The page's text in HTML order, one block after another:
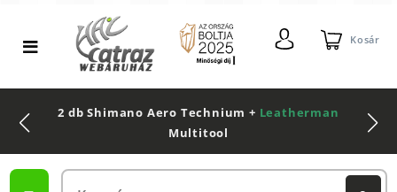
Kosár
2 db Shimano Aero Technium + Leatherman
Multitool